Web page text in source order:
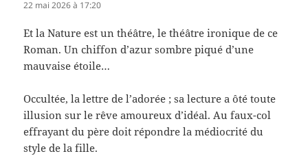
22 mai 2026 à 17:20
Et la Nature est un théâtre, le théâtre ironique de ce
Roman. Un chiffon d’azur sombre piqué d’une
mauvaise étoile…
Occultée, la lettre de l’adorée ; sa lecture a ôté toute
illusion sur le rêve amoureux d’idéal. Au faux-col
effrayant du père doit répondre la médiocrité du
style de la fille.